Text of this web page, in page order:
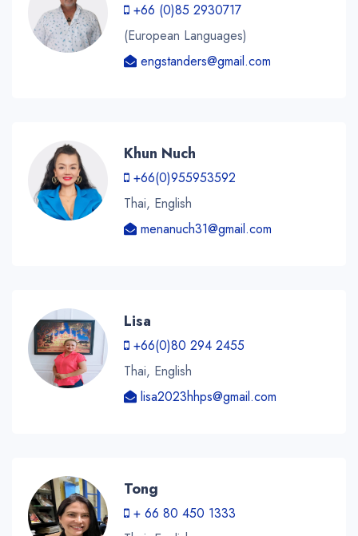
+66 (0)85 2930717
(European Languages)
engstanders@gmail.com
Khun Nuch
+66(0)955953592
Thai, English
menanuch31@gmail.com
Lisa
+66(0)80 294 2455
Thai, English
lisa2023hhps@gmail.com
Tong
+ 66 80 450 1333